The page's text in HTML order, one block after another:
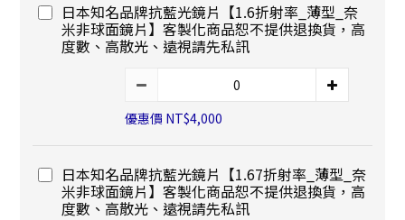
日本知名品牌抗藍光鏡片【1.6折射率_薄型_奈
米非球面鏡片】客製化商品恕不提供退換貨，高
度數、高散光、遠視請先私訊
優惠價 NT$4,000
日本知名品牌抗藍光鏡片【1.67折射率_薄型_奈
米非球面鏡片】客製化商品恕不提供退換貨，高
度數、高散光、遠視請先私訊